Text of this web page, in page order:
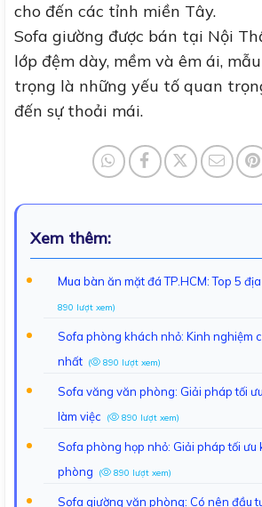
cho đến các tỉnh miền Tây.
Sofa giường được bán tại Nội
lớp đệm dày, mềm và êm ái,
trọng là những yếu tố quan
đến sự thoải mái.
Xem thêm:
Mua bàn ăn mặt đá TP.HCM: Top 5
890 lượt xem)
Sofa phòng khách nhỏ: Kinh nghiệm
nhất ( 890 lượt xem)
Sofa văng văn phòng: Giải pháp tối
làm việc
( 890 lượt xem)
Sofa phòng họp nhỏ: Giải pháp tối ưu
phòng
( 890 lượt xem)
Sofa giường văn phòng: Có nên đầu